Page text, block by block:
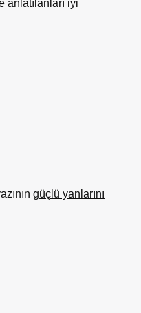
anlatılanları iyi
güçlü yanlarını